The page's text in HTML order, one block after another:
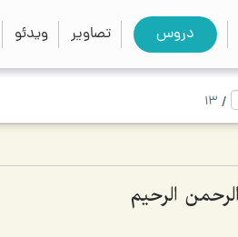
دروس تصاویر ویدئو search
close
/
13
الرحیم